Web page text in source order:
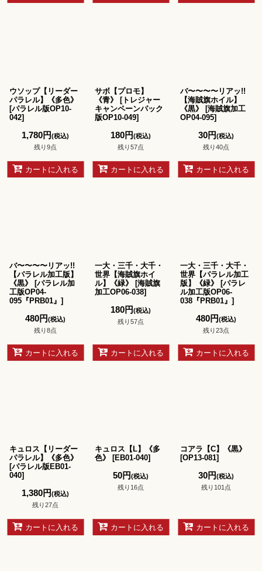
ウソップ【リーダー
パラレル】《多色》
[パラレル版OP10-
042]
1,780円(税込)
残り9点
カートに入れる
サボ【プロモ】
《青》
[トレジャー
キャンペーンパック
版OP10-049]
180円(税込)
残り57点
カートに入れる
バ〜〜〜〜リアッ!!
【海賊旗ホイル】
《黒》
[海賊旗加工
OP04-095]
30円(税込)
残り40点
カートに入れる
バ〜〜〜〜リアッ!!
【パラレル加工版】
《黒》
[パラレル加
工版OP04-
095『PRB01』 ]
480円(税込)
残り8点
カートに入れる
一大・三千・大千・
世界【海賊旗ホイ
ル】《緑》
[海賊旗
加工OP06-038]
180円(税込)
残り57点
カートに入れる
一大・三千・大千・
世界【パラレル加工
版】《緑》
[パラレ
ル加工版OP06-
038『PRB01』 ]
480円(税込)
残り23点
カートに入れる
キュロス【リーダー
パラレル】《多色》
[パラレル版EB01-
040]
1,380円(税込)
残り27点
カートに入れる
キュロス【L】《多
色》
[EB01-040]
50円(税込)
残り16点
カートに入れる
コアラ【C】《黒》
[OP13-081]
30円(税込)
残り101点
カートに入れる